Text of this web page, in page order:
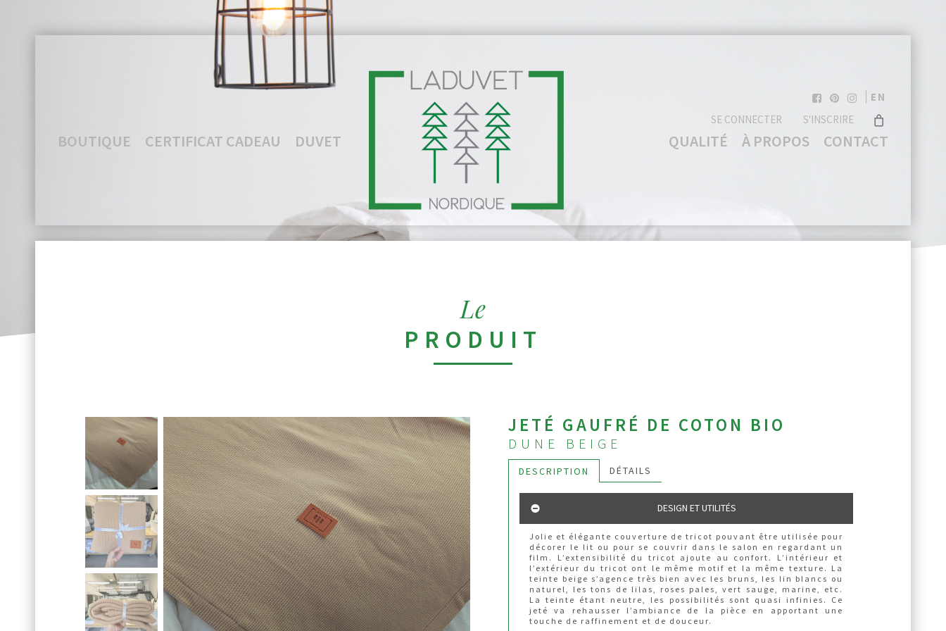
EN
SE CONNECTER
S'INSCRIRE
BOUTIQUE CERTIFICAT CADEAU DUVET QUALITÉ À PROPOS CONTACT
Le
PRODUIT
JETÉ GAUFRÉ DE COTON BIO
DUNE BEIGE
DESCRIPTION DÉTAILS
DESIGN ET UTILITÉS
Jolie et élégante couverture de tricot pouvant être utilisée pour
décorer le lit ou pour se couvrir dans le salon en regardant un
film. L’extensibilité du tricot ajoute au confort. L’intérieur et
l’extérieur du tricot ont le même motif et la même texture. La
teinte beige s’agence très bien avec les bruns, les lin blancs ou
naturel, les tons de lilas, roses pales, vert sauge, marine, etc.
La teinte étant neutre, les possibilités sont quasi infinies. Ce
jeté va rehausser l’ambiance de la pièce en apportant une
touche de raffinement et de douceur.